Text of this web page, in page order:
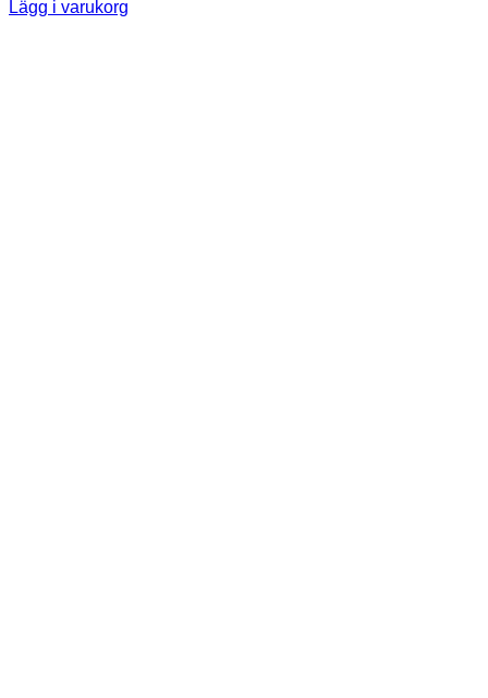
Lägg i varukorg